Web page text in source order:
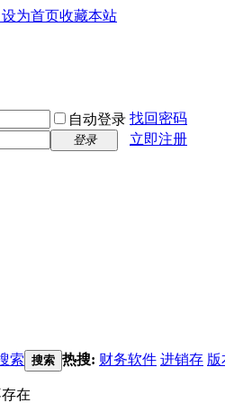
设为首页收藏本站
自动登录 找回密码
登录
立即注册
索 搜索 热搜: 财务软件 进销存 版
在